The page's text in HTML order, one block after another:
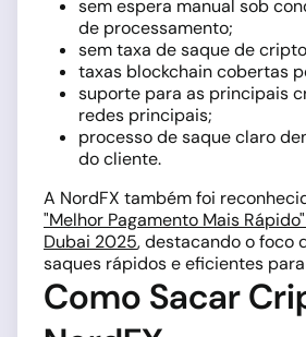
sem espera manual sob
de processamento;
sem taxa de saque de
taxas blockchain cobertas
suporte para as principais
redes principais;
processo de saque claro
do cliente.
A NordFX também foi
"Melhor Pagamento Mais
Dubai 2025, destacando o foco
saques rápidos e eficientes
Como Sacar